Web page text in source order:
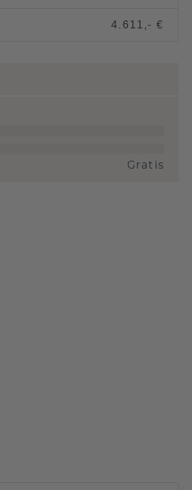
4.611,- €
Gratis